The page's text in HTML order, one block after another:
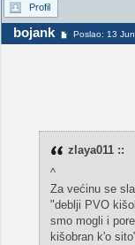
Profil
bojank Poslao: 13
zlaya011 ::
^
Za većinu se
"deblji PVO
smo mogli i
kišobran k'o